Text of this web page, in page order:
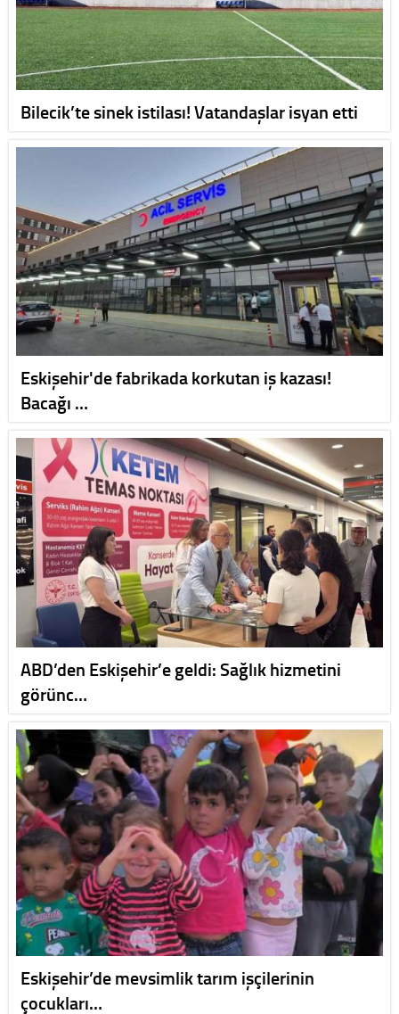
Bilecik’te sinek istilası! Vatandaşlar isyan etti
Eskişehir'de fabrikada korkutan iş kazası!
Bacağı …
ABD’den Eskişehir’e geldi: Sağlık hizmetini
görünc…
Eskişehir’de mevsimlik tarım işçilerinin
çocukları…